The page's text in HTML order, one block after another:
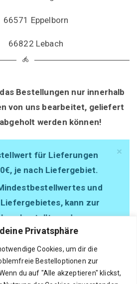
Privatsphäre
Cookies, um dir die
Bestelloptionen zur
du auf "Alle akzeptieren" klickst,
66571 Eppelborn
66822 Lebach
Bestellungen nur innerhalb
von uns bearbeitet, geliefert
werden können!
×
für Lieferungen
je nach Liefergebiet.
und
kann zur
bestellt werden.